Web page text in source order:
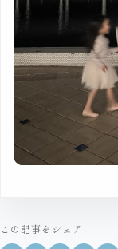
この記事をシェア